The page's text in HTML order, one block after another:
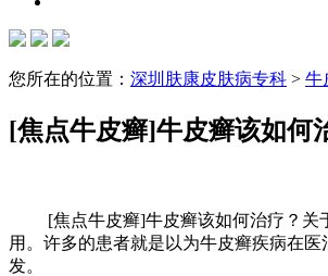
您所在的位置： 深圳肤康皮肤病专科 > 牛
[焦点牛皮癣]牛皮癣该如何
[焦点牛皮癣]牛皮癣该如何治疗？关于
用。许多的患者就是以为牛皮癣疾病在
发。